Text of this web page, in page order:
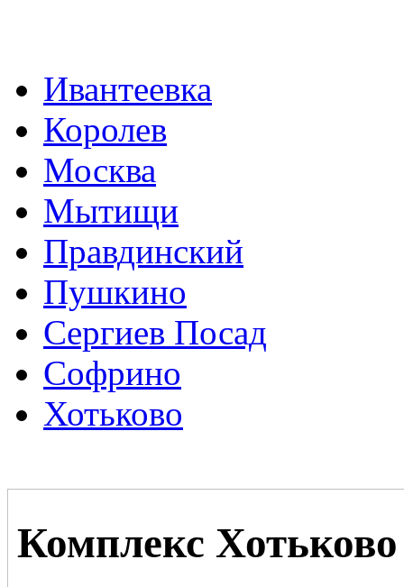
Ивантеевка
Королев
Москва
Мытищи
Правдинский
Пушкино
Сергиев Посад
Софрино
Хотьково
Комплекс Хотьково